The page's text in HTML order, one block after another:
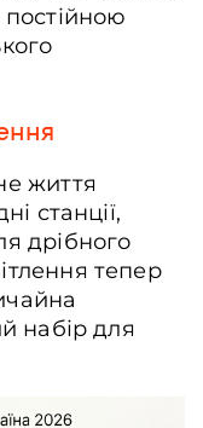
постійною
життя
станції,
дрібного
тепер
набір для